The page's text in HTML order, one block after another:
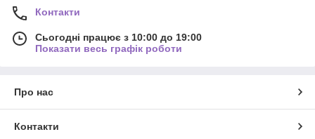
Контакти
Сьогодні працює з 10:00 до 19:00
Показати весь графік роботи
Про нас
Контакти